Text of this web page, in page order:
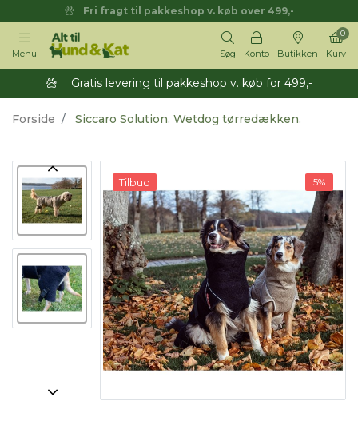
Fri fragt til pakkeshop v. køb over 499,-
Menu Søg Konto Butikken Kurv
0
Gratis levering til pakkeshop v. køb for 499,-
Forside Siccaro Solution. Wetdog tørredækken.
Tilbud 5%